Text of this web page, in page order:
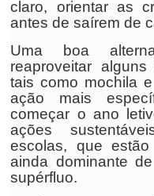
claro, orientar as
antes de saírem de
Uma boa
reaproveitar
tais como mochila
ação mais
começar o ano
ações
escolas, que
ainda dominante
supérfluo.